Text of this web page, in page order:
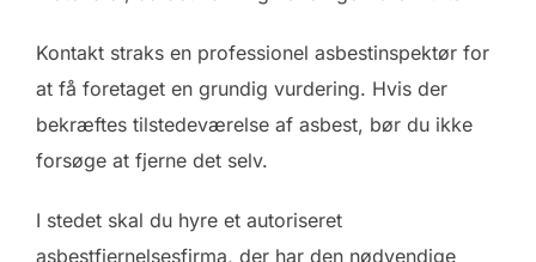
Kontakt straks en professionel asbestinspektør for
at få foretaget en grundig vurdering. Hvis der
bekræftes tilstedeværelse af asbest, bør du ikke
forsøge at fjerne det selv.
I stedet skal du hyre et autoriseret
asbestfjernelsesfirma, der har den nødvendige